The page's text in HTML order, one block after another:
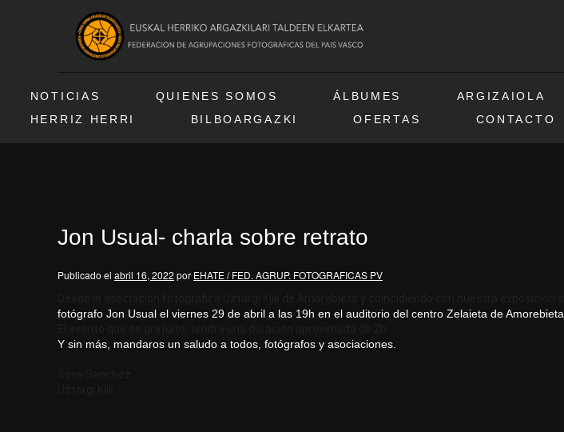
NOTICIAS QUIENES SOMOS ÁLBUMES ARGIZAIOLA
HERRIZ HERRI
BILBOARGAZKI OFERTAS CONTACTO
Jon Usual- charla sobre retrato
Publicado el abril 16, 2022 por EHATE / FED. AGRUP. FOTOGRAFICAS PV
fotógrafo Jon Usual el viernes 29 de abril a las 19h en el auditorio del centro Zelaieta de Amorebieta.
Y sin más, mandaros un saludo a todos, fotógrafos y asociaciones.